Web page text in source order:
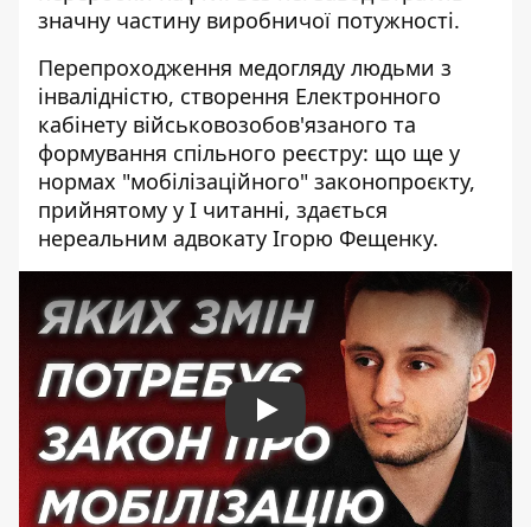
значну частину виробничої потужності.
Перепроходження медогляду людьми з
інвалідністю, створення Електронного
кабінету військовозобов'язаного та
формування спільного реєстру: що ще у
нормах "мобілізаційного" законопроєкту,
прийнятому у I читанні, здається
нереальним адвокату Ігорю Фещенку.
Play